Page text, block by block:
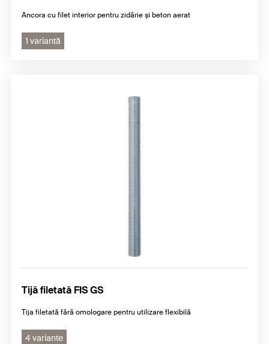
Ancora cu filet interior pentru zidărie și beton aerat
1 variantă
Tijă filetată FIS GS
Tija filetată fără omologare pentru utilizare flexibilă
4 variante